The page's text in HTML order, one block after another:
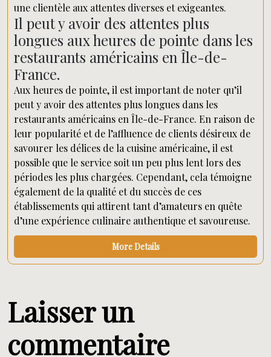
une clientèle aux attentes diverses et exigeantes.
Il peut y avoir des attentes plus
longues aux heures de pointe dans les
restaurants américains en Île-de-
France.
Aux heures de pointe, il est important de noter qu’il
peut y avoir des attentes plus longues dans les
restaurants américains en Île-de-France. En raison de
leur popularité et de l’affluence de clients désireux de
savourer les délices de la cuisine américaine, il est
possible que le service soit un peu plus lent lors des
périodes les plus chargées. Cependant, cela témoigne
également de la qualité et du succès de ces
établissements qui attirent tant d’amateurs en quête
d’une expérience culinaire authentique et savoureuse.
More Details
Laisser un
commentaire